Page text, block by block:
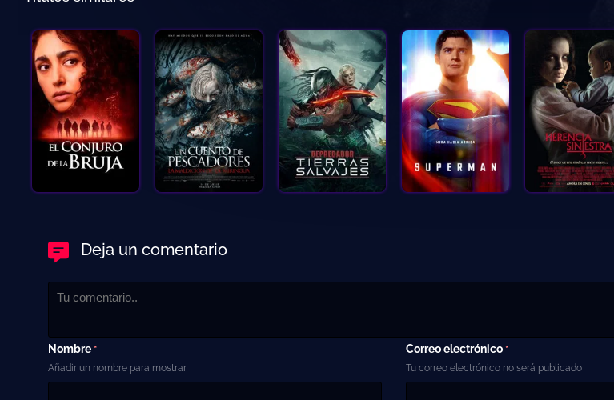
Deja un comentario
Nombre *
Añadir un nombre para mostrar
Correo electrónico *
Tu correo electrónico no será publicado